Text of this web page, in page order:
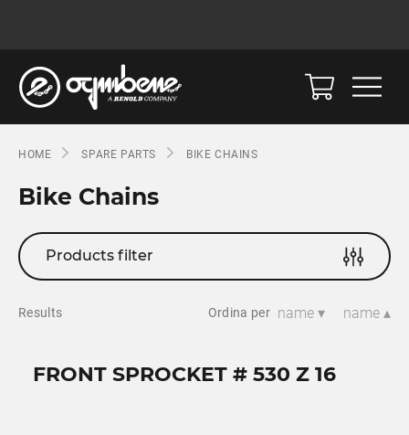
HOME SPARE PARTS BIKE CHAINS
Bike Chains
Products filter
Results Ordina per name ▾ name ▴
FRONT SPROCKET # 530 Z 16